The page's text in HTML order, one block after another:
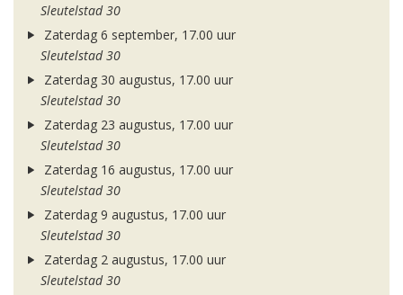
Sleutelstad 30
Zaterdag 6 september, 17.00 uur
Sleutelstad 30
Zaterdag 30 augustus, 17.00 uur
Sleutelstad 30
Zaterdag 23 augustus, 17.00 uur
Sleutelstad 30
Zaterdag 16 augustus, 17.00 uur
Sleutelstad 30
Zaterdag 9 augustus, 17.00 uur
Sleutelstad 30
Zaterdag 2 augustus, 17.00 uur
Sleutelstad 30